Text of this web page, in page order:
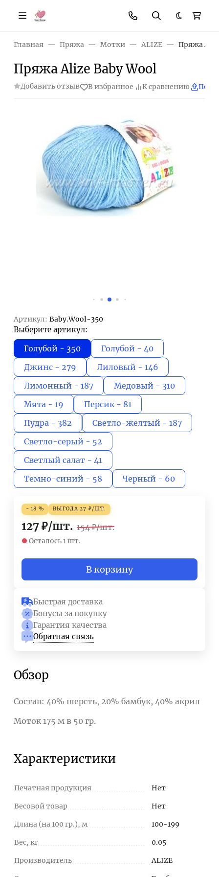
Темная
Главная Пряжа Мотки ALIZE Пряжа
Пряжа Alize Baby Wool
Добавить отзыв В избранное К сравнению
Артикул: Baby.Wool-350
Выберите артикул:
Голубой - 350
Голубой - 40
Джинс - 279
Лиловый - 146
Лимонный - 187
Медовый - 310
Мята - 19
Персик - 81
Пудра - 382
Светло-желтый - 187
Светло-серый - 52
Светлый салат - 41
Темно-синий - 58
Черный - 60
- 18 % ВЫГОДА 27 ₽/ШТ.
127₽/шт. 154 ₽/шт.
Осталось 1 шт.
В корзину
Быстрая доставка
Бонусы за покупку
Гарантия качества
Обратная связь
Обзор
Состав: 40% шерсть, 20% бамбук, 40% акрил
Моток 175 м в 50 гр.
Характеристики
Печатная продукция Нет
Весовой товар Нет
Длина (на 100 гр.), м 100-199
Вес, кг 0.05
Производитель ALIZE